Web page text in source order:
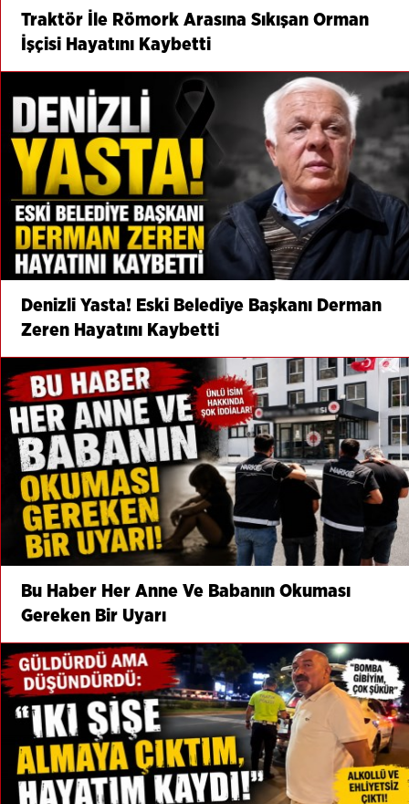
Traktör İle Römork Arasına Sıkışan Orman
İşçisi Hayatını Kaybetti
Denizli Yasta! Eski Belediye Başkanı Derman
Zeren Hayatını Kaybetti
Bu Haber Her Anne Ve Babanın Okuması
Gereken Bir Uyarı